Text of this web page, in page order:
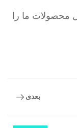
محصولات ما را
بعدی